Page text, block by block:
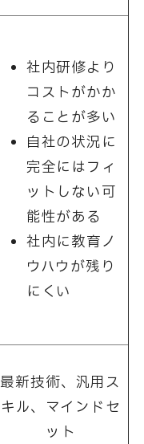
社内研修より
コストがかか
ることが多い
自社の状況に
完全にはフィ
ットしない可
能性がある
社内に教育ノ
ウハウが残り
にくい
最新技術、汎用ス
キル、マインドセ
ット